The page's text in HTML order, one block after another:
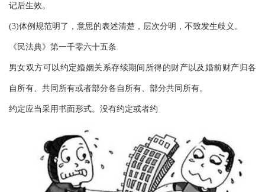
记后生效。
(3)体例规范明了，意思的表述清楚，层次分明，不致发生歧义。
《民法典》第一千零六十五条
男女双方可以约定婚姻关系存续期间所得的财产以及婚前财产归各
自所有、共同所有或者部分各自所有、部分共同所有。
约定应当采用书面形式。没有约定或者约